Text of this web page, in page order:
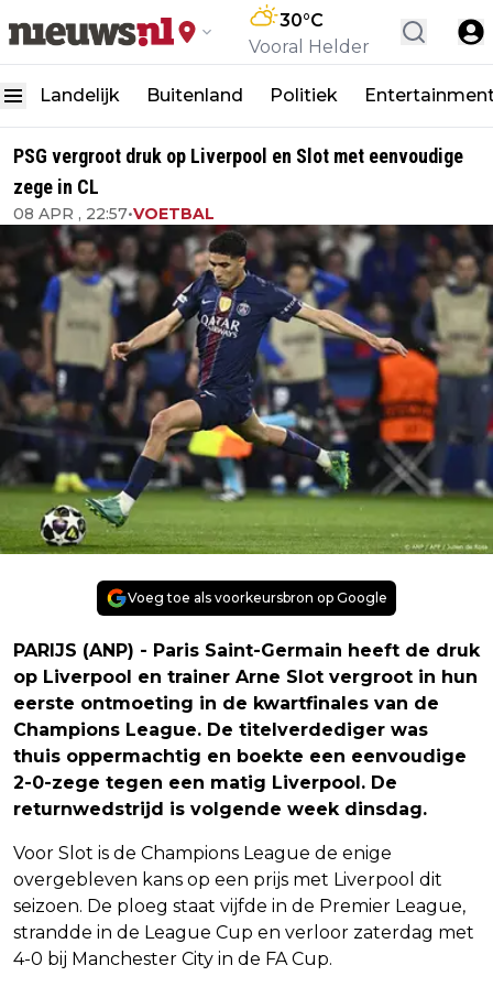
30°C
Vooral Helder
Landelijk Buitenland Politiek
PSG vergroot druk op Liverpool en Slot met eenvoudige
zege in CL
08 APR , 22:57•VOETBAL
Voeg toe als voorkeursbron op Google
PARIJS (ANP) - Paris Saint-Germain heeft de druk
op Liverpool en trainer Arne Slot vergroot in hun
eerste ontmoeting in de kwartfinales van de
Champions League. De titelverdediger was
thuis oppermachtig en boekte een eenvoudige
2-0-zege tegen een matig Liverpool. De
returnwedstrijd is volgende week dinsdag.
Voor Slot is de Champions League de enige
overgebleven kans op een prijs met Liverpool dit
seizoen. De ploeg staat vijfde in de Premier League,
strandde in de League Cup en verloor zaterdag met
4-0 bij Manchester City in de FA Cup.